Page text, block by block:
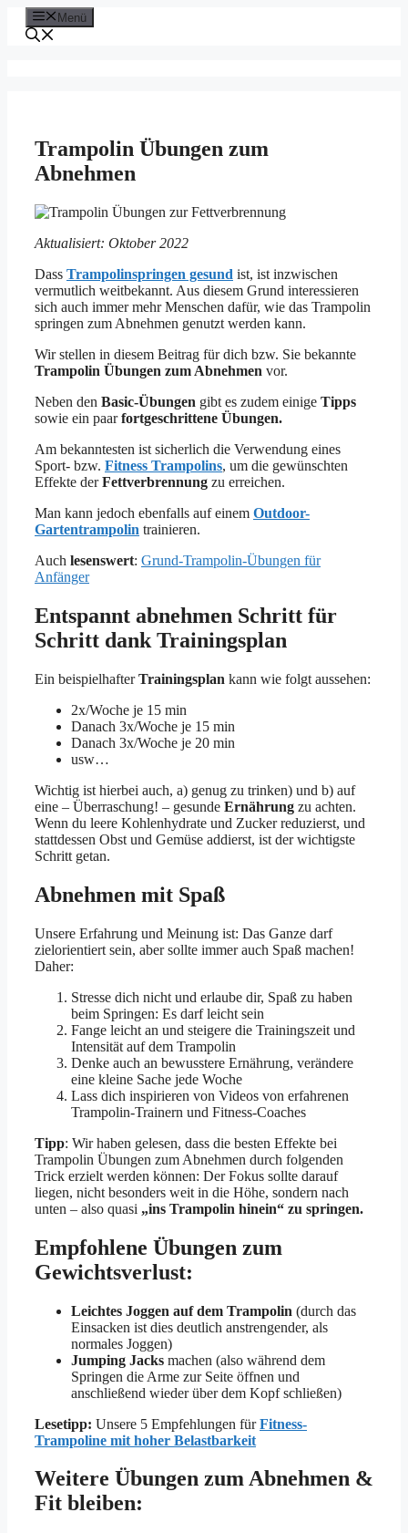
Zum
Inhalt
springen
Menü
Trampolin Übungen zum
Abnehmen
Aktualisiert: Oktober 2022
Dass Trampolinspringen gesund ist, ist inzwischen
vermutlich weitbekannt. Aus diesem Grund interessieren
sich auch immer mehr Menschen dafür, wie das Trampolin
springen zum Abnehmen genutzt werden kann.
Wir stellen in diesem Beitrag für dich bzw. Sie bekannte
Trampolin Übungen zum Abnehmen vor.
Neben den Basic-Übungen gibt es zudem einige Tipps
sowie ein paarfortgeschrittene Übungen.
Am bekanntesten ist sicherlich die Verwendung eines
Sport- bzw. Fitness Trampolins, um die gewünschten
Effekte derFettverbrennung zu erreichen.
Man kann jedoch ebenfalls auf einem Outdoor-
Gartentrampolin trainieren.
Auch lesenswert: Grund-Trampolin-Übungen für
Anfänger
Entspannt abnehmen Schritt für
Schritt dank Trainingsplan
Ein beispielhafterTrainingsplan kann wie folgt aussehen:
2x/Woche je 15 min
Danach 3x/Woche je 15 min
Danach 3x/Woche je 20 min
usw…
Wichtig ist hierbei auch, a) genug zu trinken) und b) auf
eine – Überraschung! – gesunde Ernährung zu achten.
Wenn du leere Kohlenhydrate und Zucker reduzierst, und
stattdessen Obst und Gemüse addierst, ist der wichtigste
Schritt getan.
Abnehmen mit Spaß
Unsere Erfahrung und Meinung ist: Das Ganze darf
zielorientiert sein, aber sollte immer auch Spaß machen!
Daher:
Stresse dich nicht und erlaube dir, Spaß zu haben
beim Springen: Es darf leicht sein
Fange leicht an und steigere die Trainingszeit und
Intensität auf dem Trampolin
Denke auch an bewusstere Ernährung, verändere
eine kleine Sache jede Woche
Lass dich inspirieren von Videos von erfahrenen
Trampolin-Trainern und Fitness-Coaches
Tipp: Wir haben gelesen, dass die besten Effekte bei
Trampolin Übungen zum Abnehmen durch folgenden
Trick erzielt werden können: Der Fokus sollte darauf
liegen, nicht besonders weit in die Höhe, sondern nach
unten – also quasi „ins Trampolin hinein“ zu springen.
Empfohlene Übungen zum
Gewichtsverlust:
Leichtes Joggen auf dem Trampolin (durch das
Einsacken ist dies deutlich anstrengender, als
normales Joggen)
Jumping Jacks machen (also während dem
Springen die Arme zur Seite öffnen und
anschließend wieder über dem Kopf schließen)
Lesetipp: Unsere 5 Empfehlungen fürFitness-
Trampoline mit hoher Belastbarkeit
Weitere Übungen zum Abnehmen &
Fit bleiben: